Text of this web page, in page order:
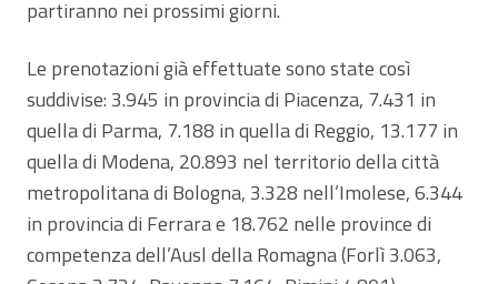
partiranno nei prossimi giorni.
Le prenotazioni già effettuate sono state così
suddivise: 3.945 in provincia di Piacenza, 7.431 in
quella di Parma, 7.188 in quella di Reggio, 13.177 in
quella di Modena, 20.893 nel territorio della città
metropolitana di Bologna, 3.328 nell’Imolese, 6.344
in provincia di Ferrara e 18.762 nelle province di
competenza dell’Ausl della Romagna (Forlì 3.063,